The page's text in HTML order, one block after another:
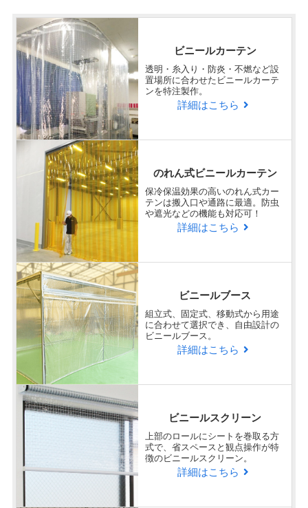
ビニールカーテン
透明・糸入り・防炎・不燃など設
置場所に合わせたビニールカーテ
ンを特注製作。
詳細はこちら
のれん式ビニールカーテン
保冷保温効果の高いのれん式カー
テンは搬入口や通路に最適。防虫
や遮光などの機能も対応可！
詳細はこちら
ビニールブース
組立式、固定式、移動式から用途
に合わせて選択でき、自由設計の
ビニールブース。
詳細はこちら
ビニールスクリーン
上部のロールにシートを巻取る方
式で、省スペースと観点操作が特
徴のビニールスクリーン。
詳細はこちら